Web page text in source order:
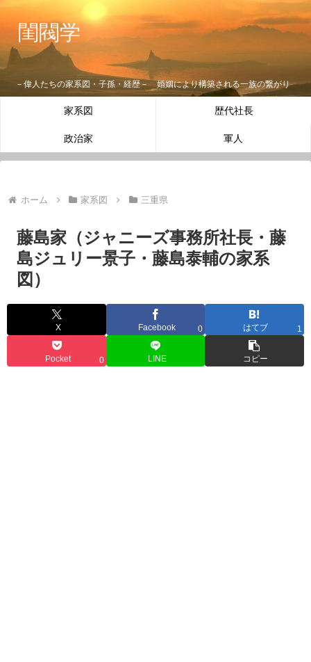
閨閥学
－偉人たちの家系図・子孫・経歴－ 婚姻により構築される一族の繋がり
家系図 歴代社長
政治家 軍人
ホーム 家系図 三重県
藤島家（ジャニーズ事務所社長・藤
島ジュリー景子・藤島泰輔の家系
図）
X Facebook 0 はてブ 1
Pocket 0 LINE コピー